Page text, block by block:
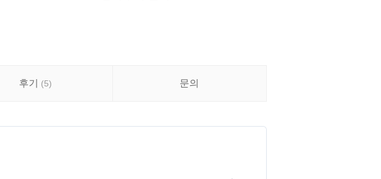
후기 (5) 문의